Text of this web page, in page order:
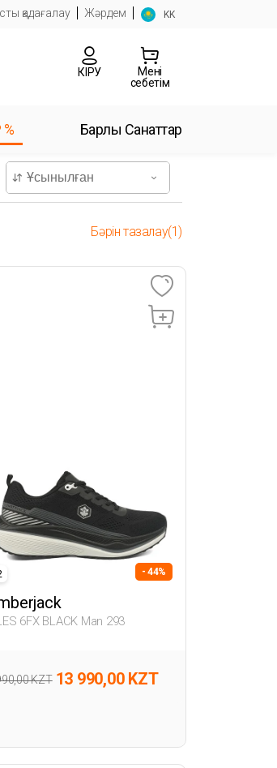
қадағалау Жәрдем KK
КІРУ
Менің
себетім
Барлық Санаттар
Бәрін тазалау(1)
- 44%
6FX BLACK Man 293
KZT 13 990,00 KZT